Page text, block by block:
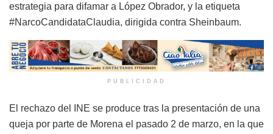
estrategia para difamar a López Obrador, y la etiqueta
#NarcoCandidataClaudia, dirigida contra Sheinbaum.
PUBLICIDAD
El rechazo del INE se produce tras la presentación de una
queja por parte de Morena el pasado 2 de marzo, en la que